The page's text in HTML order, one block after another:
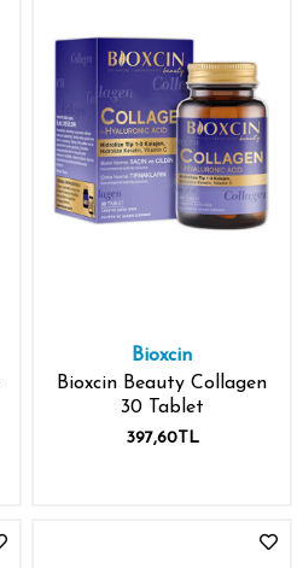
Bioxcin
Bioxcin Beauty Collagen
30 Tablet
397,60TL